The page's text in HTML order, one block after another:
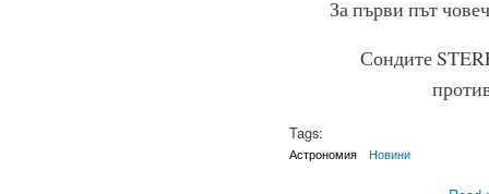
За първи път
Сондите
Tags:
Астрономия Новини